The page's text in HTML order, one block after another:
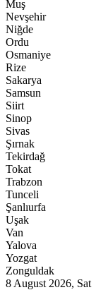
Muş
Nevşehir
Niğde
Ordu
Osmaniye
Rize
Sakarya
Samsun
Siirt
Sinop
Sivas
Şırnak
Tekirdağ
Tokat
Trabzon
Tunceli
Şanlıurfa
Uşak
Van
Yalova
Yozgat
Zonguldak
8 August 2026, Sat